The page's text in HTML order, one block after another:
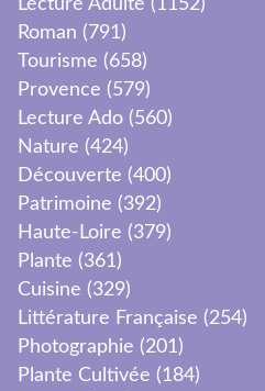
Lecture Adulte (1152)
Roman (791)
Tourisme (658)
Provence (579)
Lecture Ado (560)
Nature (424)
Découverte (400)
Patrimoine (392)
Haute-Loire (379)
Plante (361)
Cuisine (329)
Littérature Française (254)
Photographie (201)
Plante Cultivée (184)